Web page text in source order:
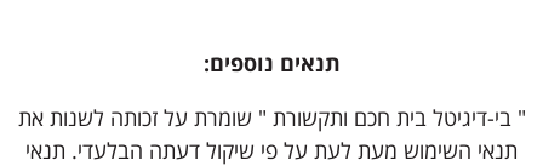
תנאים נוספים:
" בי-דיגיטל בית חכם ותקשורת " שומרת על זכותה לשנות את
תנאי השימוש מעת לעת על פי שיקול דעתה הבלעדי. תנאי